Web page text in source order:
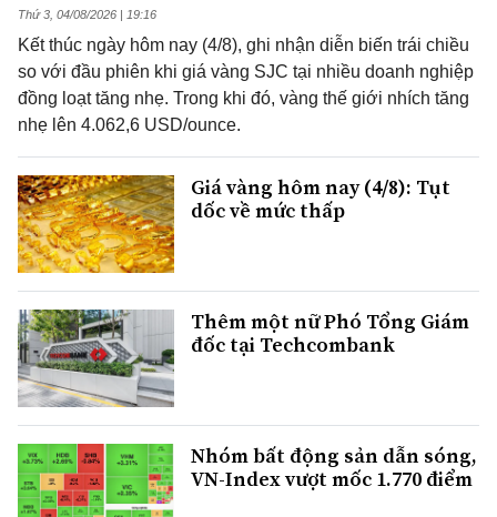
Thứ 3, 04/08/2026 | 19:16
Kết thúc ngày hôm nay (4/8), ghi nhận diễn biến trái chiều
so với đầu phiên khi giá vàng SJC tại nhiều doanh nghiệp
đồng loạt tăng nhẹ. Trong khi đó, vàng thế giới nhích tăng
nhẹ lên 4.062,6 USD/ounce.
Giá vàng hôm nay (4/8): Tụt
dốc về mức thấp
Thêm một nữ Phó Tổng Giám
đốc tại Techcombank
Nhóm bất động sản dẫn sóng,
VN-Index vượt mốc 1.770 điểm